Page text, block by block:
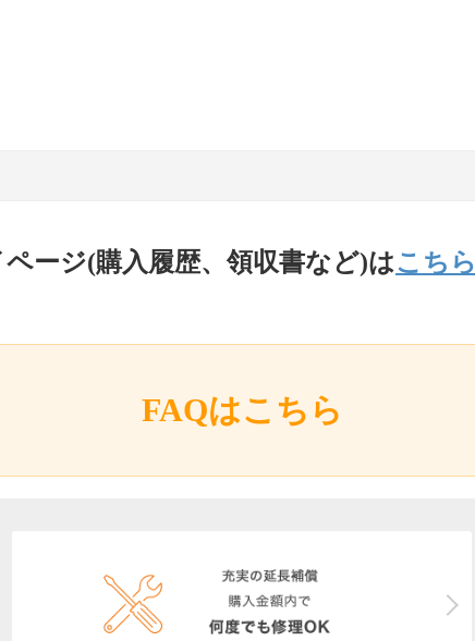
ページ(購入履歴、領収書など)はこちら
FAQはこちら